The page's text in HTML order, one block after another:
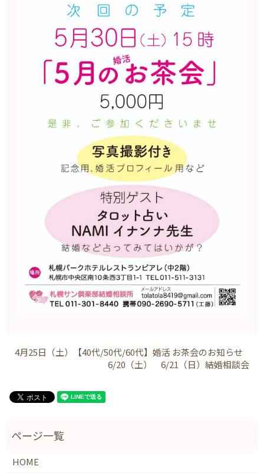
4月25日（土）【40代/50代/60代】婚活 お茶会のお知らせ
6/20（土） 6/21（日）結婚相談会
HOME